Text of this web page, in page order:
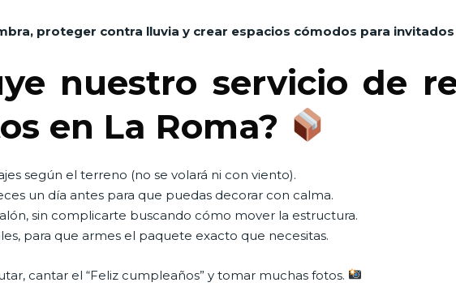
proteger contra lluvia y crear espacios cómodos para invitados
nuestro servicio de
en La Roma?
según el terreno (no se volará ni con viento).
un día antes para que puedas decorar con calma.
sin complicarte buscando cómo mover la estructura.
para que armes el paquete exacto que necesitas.
cantar el “Feliz cumpleaños” y tomar muchas fotos.